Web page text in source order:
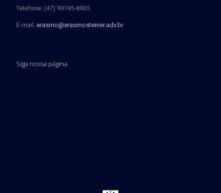
Telefone: (47) 99195-8935
E-mail: erasmo@erasmosteiner.adv.br
Siga nossa página